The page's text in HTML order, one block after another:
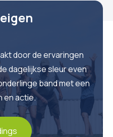
door de ervaringen
dagelijkse sleur even
band met een
en actie.